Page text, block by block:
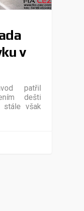
v
patřil
dešti
stále však